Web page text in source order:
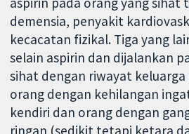
demensia, penyakit
kecacatan fizikal. Tiga yang
selain aspirin dan dijalankan
sihat dengan riwayat
orang dengan kehilangan
kendiri dan orang dengan
ringan (sedikit tetapi ketara